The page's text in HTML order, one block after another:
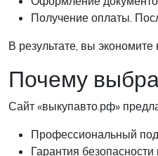
Получение оплаты.
В результате, вы
Почему
Сайт «выкупавто.рф»
Профессиональный
Гарантия